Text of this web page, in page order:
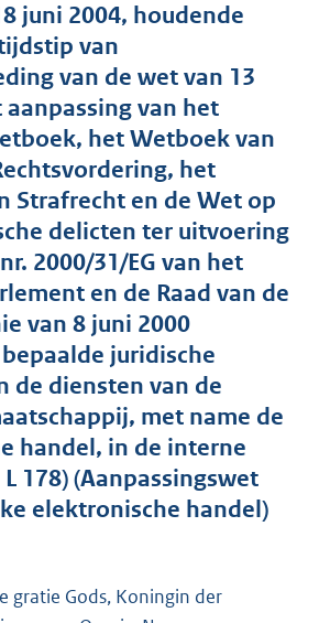
d
g
o
o
t
e
:
1
K
b
juni 2004, houdende
van
van de wet van 13
van het
het Wetboek van
het
Strafrecht en de Wet op
delicten ter uitvoering
2000/31/EG van het
en de Raad van de
van 8 juni 2000
juridische
de diensten van de
met name de
handel, in de interne
L 178) (Aanpassingswet
elektronische handel)
gratie Gods, Koningin der